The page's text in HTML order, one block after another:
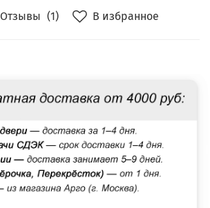
Отзывы (1) В избранное